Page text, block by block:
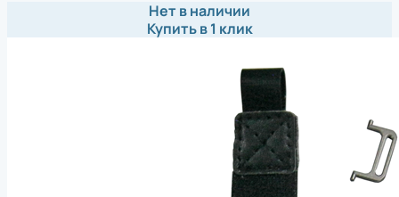
Нет в наличии
Купить в 1 клик